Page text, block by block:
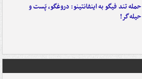
حمله تند فیگو به اینفانتینو: دروغگو، پَست‌ و
حیله‌گر!